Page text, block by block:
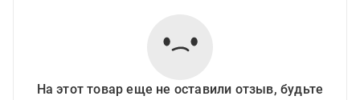
На этот товар еще не оставили отзыв, будьте